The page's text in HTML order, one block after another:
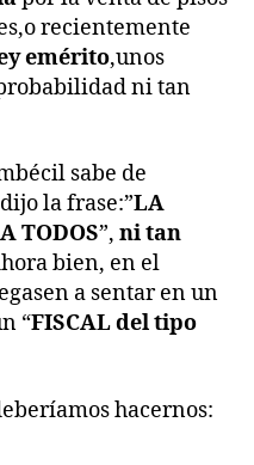
recientemente
emérito,unos
ni tan
sabe de
la frase:”LA
TODOS”, ni tan
bien, en el
a sentar en un
“FISCAL del tipo
hacernos: